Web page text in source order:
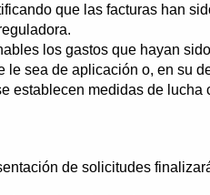
que las facturas han
los gastos que hayan
le sea de aplicación o, en su
establecen medidas de
de solicitudes